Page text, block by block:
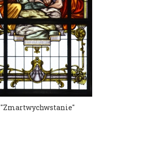
"Zmartwychwstanie"